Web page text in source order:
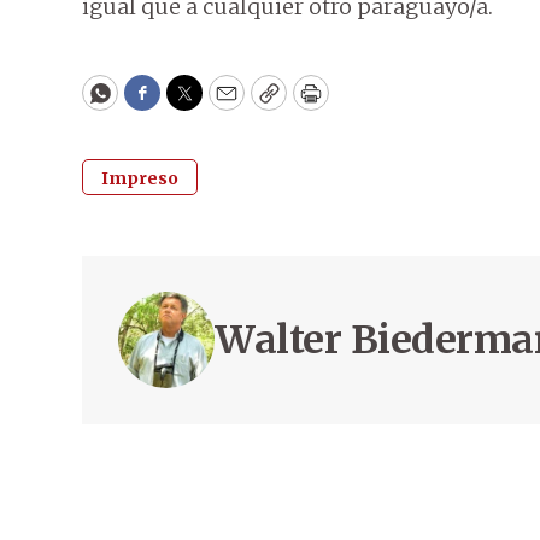
igual que a cualquier otro paraguayo/a.
WhatsApp
Facebook
Twitter
EmailCopyPrint
Impreso
Walter